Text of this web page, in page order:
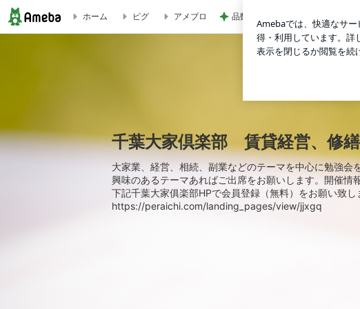
第77回 千葉大家倶楽部 開催報告です！ | 千葉大家倶楽部 賃貸経営、
ホーム ピグ アメブロ 品数豊富で旨かった日替りランチ
千葉大家倶楽部 賃貸経営、修
大家業、経営、相続、副業などのテーマを中心に勉強会
興味のあるテーマあればご出席をお願いします。開催情
下記千葉大家俱楽部HPで会員登録（無料）をお願い致し
https://peraichi.com/landing_pages/view/jjxgq